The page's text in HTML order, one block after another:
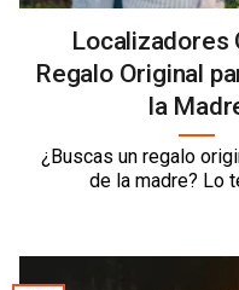
Localizadores
Regalo Original
la
¿Buscas un regalo
de la madre? Lo